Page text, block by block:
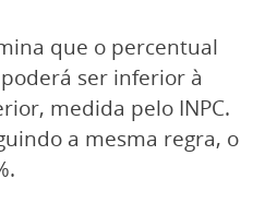
que o percentual
ser inferior à
medida pelo INPC.
a mesma regra, o